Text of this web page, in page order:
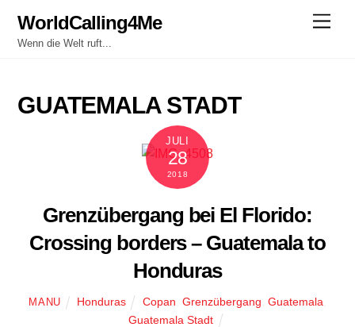
content
WorldCalling4Me
Wenn die Welt ruft...
GUATEMALA STADT
JULI
28
2018
Grenzübergang bei El Florido:
Crossing borders – Guatemala to
Honduras
MANU Honduras Copan Grenzübergang Guatemala
Guatemala Stadt